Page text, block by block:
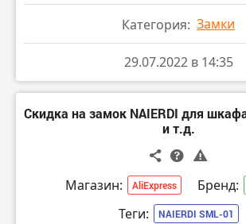
Категория: Замки
29.07.2022 в 14:35
Скидка на замок NAIERDI для
и т.д.
Магазин: AliExpress Бренд:
Теги: NAIERDI SML-01